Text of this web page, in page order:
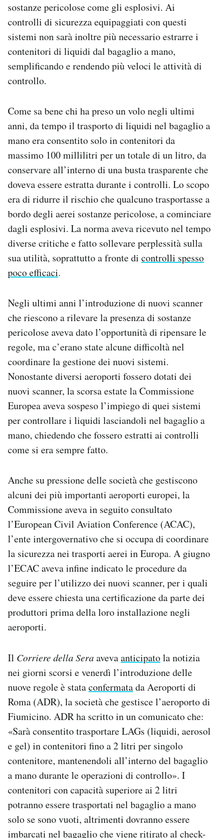
sostanze pericolose come gli esplosivi. Ai
controlli di sicurezza equipaggiati con questi
sistemi non sarà inoltre più necessario estrarre i
contenitori di liquidi dal bagaglio a mano,
semplificando e rendendo più veloci le attività di
controllo.
Come sa bene chi ha preso un volo negli ultimi
anni, da tempo il trasporto di liquidi nel bagaglio a
mano era consentito solo in contenitori da
massimo 100 millilitri per un totale di un litro, da
conservare all’interno di una busta trasparente che
doveva essere estratta durante i controlli. Lo scopo
era di ridurre il rischio che qualcuno trasportasse a
bordo degli aerei sostanze pericolose, a cominciare
dagli esplosivi. La norma aveva ricevuto nel tempo
diverse critiche e fatto sollevare perplessità sulla
sua utilità, soprattutto a fronte di controlli spesso
poco efficaci.
Negli ultimi anni l’introduzione di nuovi scanner
che riescono a rilevare la presenza di sostanze
pericolose aveva dato l’opportunità di ripensare le
regole, ma c’erano state alcune difficoltà nel
coordinare la gestione dei nuovi sistemi.
Nonostante diversi aeroporti fossero dotati dei
nuovi scanner, la scorsa estate la Commissione
Europea aveva sospeso l’impiego di quei sistemi
per controllare i liquidi lasciandoli nel bagaglio a
mano, chiedendo che fossero estratti ai controlli
come si era sempre fatto.
Anche su pressione delle società che gestiscono
alcuni dei più importanti aeroporti europei, la
Commissione aveva in seguito consultato
l’European Civil Aviation Conference (ACAC),
l’ente intergovernativo che si occupa di coordinare
la sicurezza nei trasporti aerei in Europa. A giugno
l’ECAC aveva infine indicato le procedure da
seguire per l’utilizzo dei nuovi scanner, per i quali
deve essere chiesta una certificazione da parte dei
produttori prima della loro installazione negli
aeroporti.
Il Corriere della Seraavevaanticipatola notizia
nei giorni scorsi e venerdì l’introduzione delle
nuove regole è stataconfermatada Aeroporti di
Roma (ADR), la società che gestisce l’aeroporto di
Fiumicino. ADR ha scritto in un comunicato che:
«Sarà consentito trasportare LAGs (liquidi, aerosol
e gel) in contenitori fino a 2 litri per singolo
contenitore, mantenendoli all’interno del bagaglio
a mano durante le operazioni di controllo». I
contenitori con capacità superiore ai 2 litri
potranno essere trasportati nel bagaglio a mano
solo se sono vuoti, altrimenti dovranno essere
imbarcati nel bagaglio che viene ritirato al check-